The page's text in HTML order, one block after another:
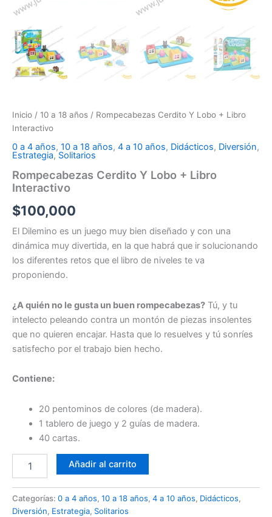
Inicio / 10 a 18 años / Rompecabezas Cerdito Y Lobo + Libro
Interactivo
0 a 4 años, 10 a 18 años, 4 a 10 años, Didácticos, Diversión,
Estrategia,Solitarios
Rompecabezas Cerdito Y Lobo + Libro
Interactivo
$100,000
El Dilemino es un juego muy bien diseñado y con una
dinámica muy divertida, en la que habrá que ir solucionando
los diferentes retos que el libro de niveles te va
proponiendo.
¿A quién no le gusta un buen rompecabezas? Tú, y tu
intelecto peleando contra un montón de piezas insolentes
que no quieren encajar. Hasta que lo resuelves y tú sonríes
satisfecho por el trabajo bien hecho.
Contiene:
20 pentominos de colores (de madera).
1 tablero de juego y 2 guías de madera.
40 cartas.
Añadir al carrito
Categorías: 0 a 4 años, 10 a 18 años, 4 a 10 años, Didácticos,
Diversión, Estrategia, Solitarios